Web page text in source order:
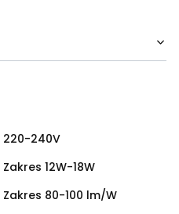
220-240V
Zakres 12W-18W
Zakres 80-100 lm/W